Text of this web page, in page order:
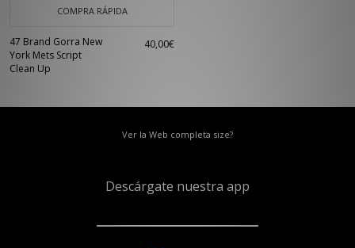
COMPRA RÁPIDA
47 Brand Gorra New
York Mets Script
Clean Up
40,00€
Ver la Web completa size?
Descárgate nuestra app